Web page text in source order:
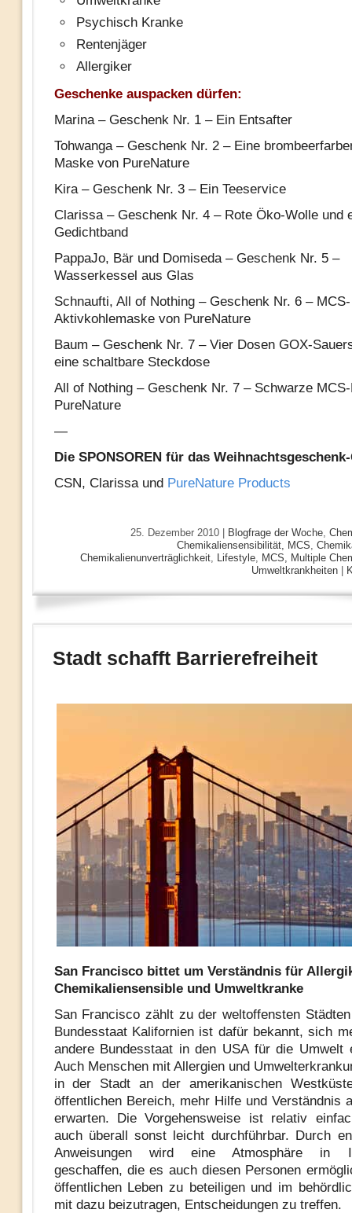
Psychisch Kranke
Rentenjäger
Allergiker
Geschenke auspacken dürfen:
Marina – Geschenk Nr. 1 – Ein Entsafter
Tohwanga – Geschenk Nr. 2 – Eine
Maske von PureNature
Kira – Geschenk Nr. 3 – Ein Teeservice
Clarissa – Geschenk Nr. 4 – Rote Öko-Wolle und
Gedichtband
PappaJo, Bär und Domiseda – Geschenk Nr. 5 –
Wasserkessel aus Glas
Schnaufti, All of Nothing – Geschenk Nr. 6 – MCS-
Aktivkohlemaske von PureNature
Baum – Geschenk Nr. 7 – Vier Dosen GOX-
eine schaltbare Steckdose
All of Nothing – Geschenk Nr. 7 – Schwarze
PureNature
—
Die SPONSOREN für das
CSN, Clarissa und PureNature Products
25. Dezember 2010 | Blogfrage der Woche,
Chemikaliensensibilität, MCS,
Chemikalienunverträglichkeit, Lifestyle, MCS, Multiple
Umweltkrankheiten
Stadt schafft Barrierefreiheit
San Francisco bittet um Verständnis für
Chemikaliensensible und Umweltkranke
San Francisco zählt zu der weltoffensten
Bundesstaat Kalifornien ist dafür bekannt, sich
andere Bundesstaat in den USA für die Umwelt
Auch Menschen mit Allergien und
in der Stadt an der amerikanischen
öffentlichen Bereich, mehr Hilfe und Verständnis
erwarten. Die Vorgehensweise ist relativ
auch überall sonst leicht durchführbar. Durch
Anweisungen wird eine Atmosphäre in
geschaffen, die es auch diesen Personen
öffentlichen Leben zu beteiligen und im
mit dazu beizutragen, Entscheidungen zu treffen.